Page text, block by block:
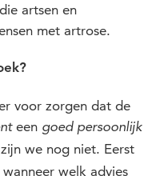
artsen en
met artrose.
voor zorgen dat de
een goed persoonlijk
we nog niet. Eerst
welk advies